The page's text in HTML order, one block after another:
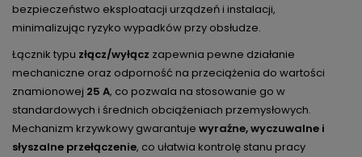
bezpieczeństwo eksploatacji urządzeń i instalacji,
minimalizując ryzyko wypadków przy obsłudze.
Łącznik typu złącz/wyłącz zapewnia pewne działanie
mechaniczne oraz odporność na przeciążenia do wartości
znamionowej 25 A, co pozwala na stosowanie go w
standardowych i średnich obciążeniach przemysłowych.
Mechanizm krzywkowy gwarantuje wyraźne, wyczuwalne i
słyszalne przełączenie, co ułatwia kontrolę stanu pracy